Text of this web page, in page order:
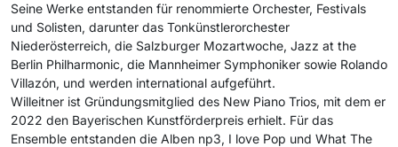
Seine Werke entstanden für renommierte Orchester, Festivals
und Solisten, darunter das Tonkünstlerorchester
Niederösterreich, die Salzburger Mozartwoche, Jazz at the
Berlin Philharmonic, die Mannheimer Symphoniker sowie Rolando
Villazón, und werden international aufgeführt.
Willeitner ist Gründungsmitglied des New Piano Trios, mit dem er
2022 den Bayerischen Kunstförderpreis erhielt. Für das
Ensemble entstanden die Alben np3, I love Pop und What The